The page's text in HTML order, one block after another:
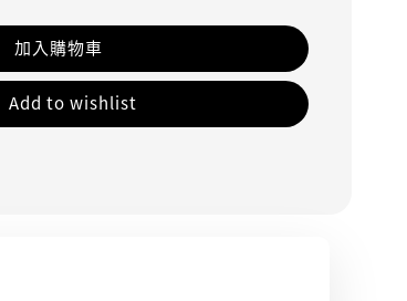
加入購物車
Add to wishlist